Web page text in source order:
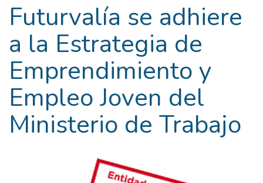
Futurvalía se adhiere
a la Estrategia de
Emprendimiento y
Empleo Joven del
Ministerio de Trabajo